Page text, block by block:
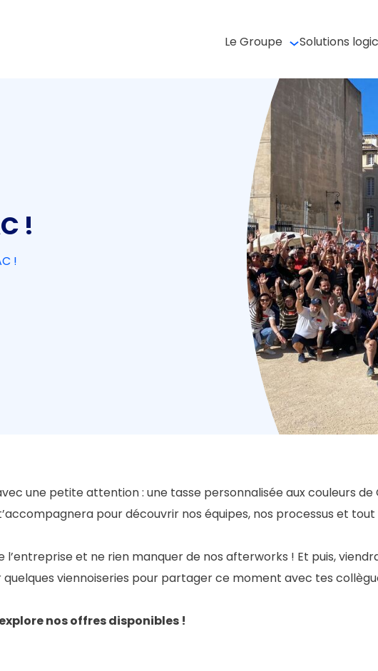
Le Groupe Solutions
!
!
une petite attention : une tasse personnalisée aux couleurs
pour découvrir nos équipes, nos processus et
l’entreprise et ne rien manquer de nos afterworks ! Et puis,
quelques viennoiseries pour partager ce moment avec tes
nos offres disponibles !